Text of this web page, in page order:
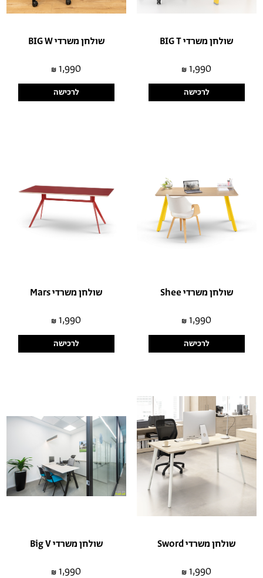
שולחן משרדי BIG T
1,990
לרכישה
שולחן משרדי BIG W
1,990
לרכישה
שולחן משרדי Shee
1,990
לרכישה
שולחן משרדי Mars
1,990
לרכישה
שולחן משרדי Sword
1,990
שולחן משרדי Big V
1,990